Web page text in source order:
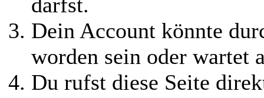
Dein Account könnte
worden sein oder wartet
Du rufst diese Seite